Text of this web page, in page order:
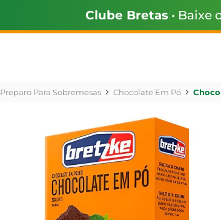
Clube Bretas • Baixe
Preparo Para Sobremesas Chocolate Em Pó